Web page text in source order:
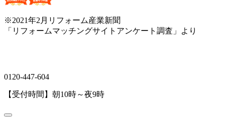
※2021年2月リフォーム産業新聞
「リフォームマッチングサイトアンケート調査」より
0120-447-604
【受付時間】朝10時～夜9時